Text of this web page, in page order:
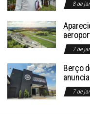
8 de
7 de
Berço
7 de